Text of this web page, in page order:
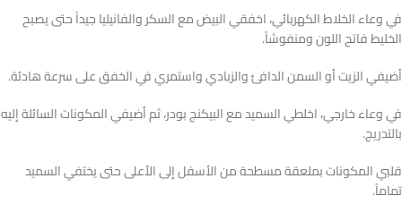
في وعاء الخلاط الكهربائي، اخفقي البيض مع السكر والفانيليا جيداً حتى يصبح
الخليط فاتح اللون ومنفوشاً.
أضيفي الزيت أو السمن الدافئ والزبادي واستمري في الخفق على سرعة هادئة.
في وعاء خارجي، اخلطي السميد مع البيكنج بودر، ثم أضيفي المكونات السائلة إليه
بالتدريج.
قلبي المكونات بملعقة مسطحة من الأسفل إلى الأعلى حتى يختفي السميد
تماماً.